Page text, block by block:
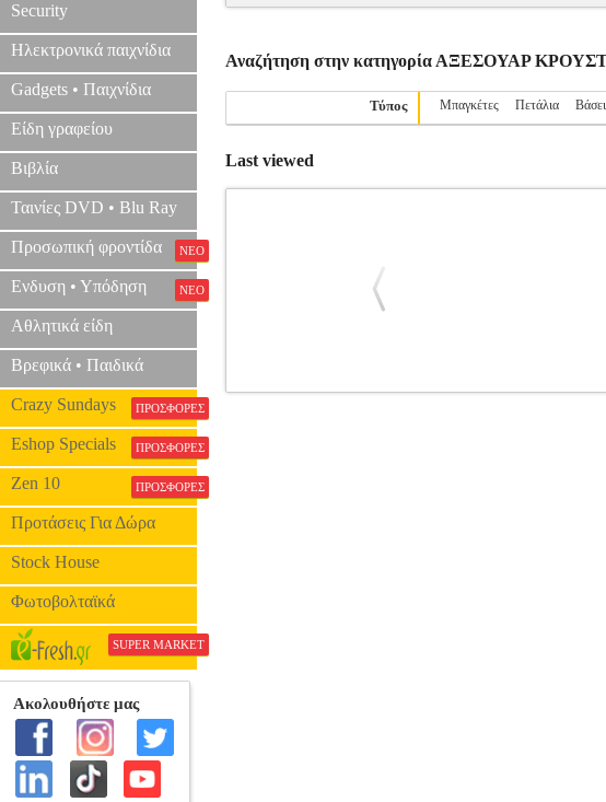
Security
Ηλεκτρονικά παιχνίδια
Gadgets • Παιχνίδια
Είδη γραφείου
Βιβλία
Ταινίες DVD • Blu Ray
Προσωπική φροντίδα ΝΕΟ
Ενδυση • Υπόδηση ΝΕΟ
Αθλητικά είδη
Βρεφικά • Παιδικά
Crazy Sundays ΠΡΟΣΦΟΡΕΣ
Eshop Specials ΠΡΟΣΦΟΡΕΣ
Zen 10 ΠΡΟΣΦΟΡΕΣ
Προτάσεις Για Δώρα
Stock House
Φωτοβολταϊκά
SUPER MARKET
Αναζήτηση στην κατηγορία ΑΞΕΣΟΥΑΡ
Τύπος Μπαγκέτες Πετάλια
Last viewed